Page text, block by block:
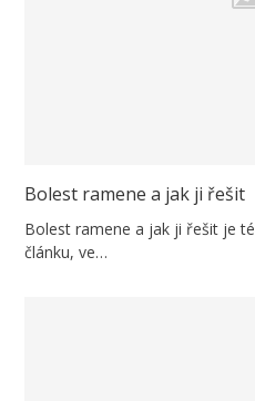
Bolest ramene a jak ji řešit
Bolest ramene a jak ji řešit je
článku, ve…